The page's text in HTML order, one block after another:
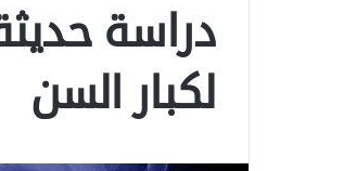
دراسة
لكبار السن